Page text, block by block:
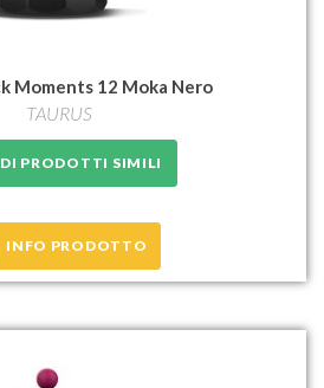
Moments 12 Moka Nero
TAURUS
PRODOTTI SIMILI
INFO PRODOTTO